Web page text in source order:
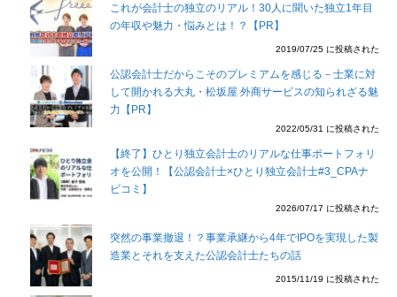
これが会計士の独立のリアル！30人に聞いた独立1年目
の年収や魅力・悩みとは！？【PR】
2019/07/25 に投稿された
公認会計士だからこそのプレミアムを感じる－士業に対
して開かれる大丸・松坂屋 外商サービスの知られざる魅
力【PR】
2022/05/31 に投稿された
【終了】ひとり独立会計士のリアルな仕事ポートフォリ
オを公開！【公認会計士×ひとり独立会計士#3_CPAナ
ビコミ】
2026/07/17 に投稿された
突然の事業撤退！？事業承継から4年でIPOを実現した製
造業とそれを支えた公認会計士たちの話
2015/11/19 に投稿された